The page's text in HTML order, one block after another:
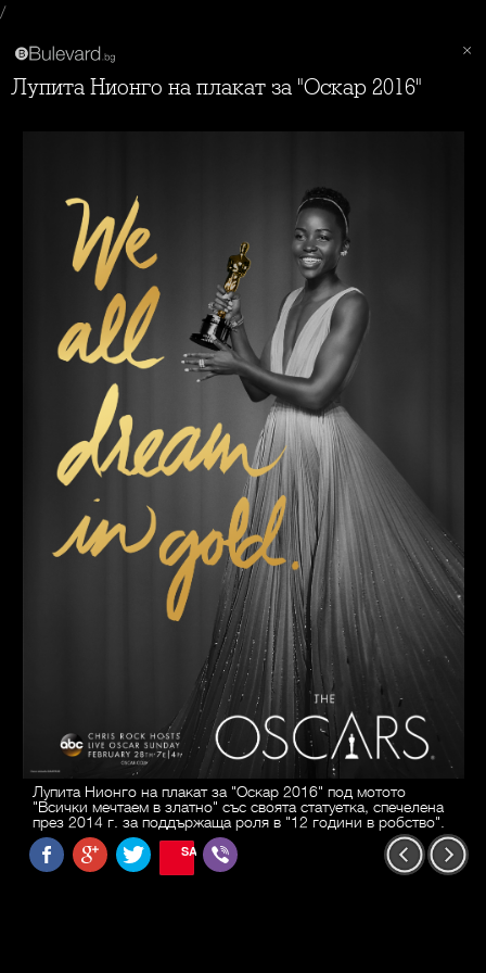
/
Лупита Нионго на плакат за "Оскар 2016"
Лупита Нионго на плакат за "Оскар 2016" под мотото
"Всички мечтаем в златно" със своята статуетка, спечелена
през 2014 г. за поддържаща роля в "12 години в робство".
SAVE